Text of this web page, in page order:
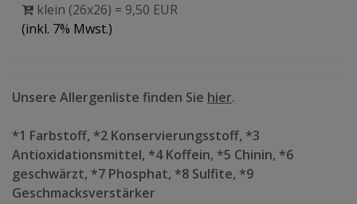
klein (26x26) = 9,50 EUR
(inkl. 7% Mwst.)
Unsere Allergenliste finden Sie hier.
*1 Farbstoff, *2 Konservierungsstoff, *3
Antioxidationsmittel, *4 Koffein, *5 Chinin, *6
geschwärzt, *7 Phosphat, *8 Sulfite, *9
Geschmacksverstärker